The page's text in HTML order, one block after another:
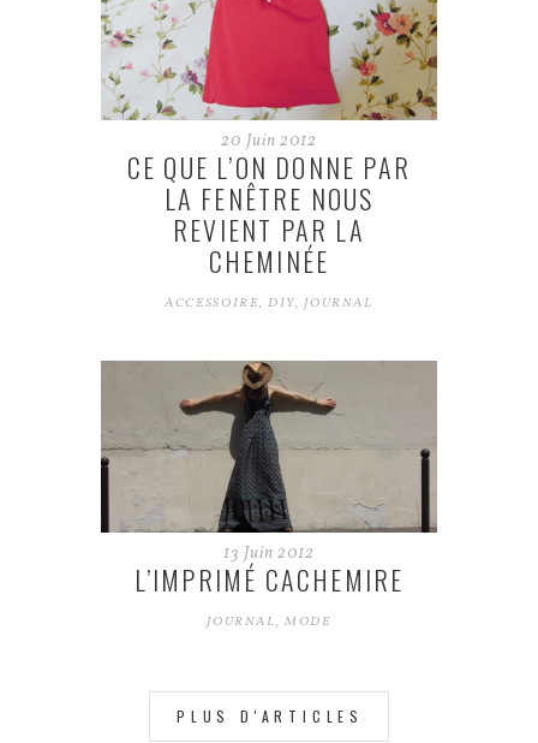
20 Juin 2012
CE QUE L’ON DONNE PAR
LA FENÊTRE NOUS
REVIENT PAR LA
CHEMINÉE
ACCESSOIRE, DIY,JOURNAL
13 Juin 2012
L’IMPRIMÉ CACHEMIRE
JOURNAL,MODE
PLUS D'ARTICLES